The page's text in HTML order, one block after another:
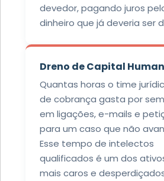
devedor, pagando juros
dinheiro que já deveria ser
Dreno de Capital
Quantas horas o time
de cobrança gasta por
em ligações, e-mails e
para um caso que não
Esse tempo de intelectos
qualificados é um dos
mais caros e